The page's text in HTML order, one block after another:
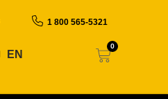
1 800 565-5321
EN
0